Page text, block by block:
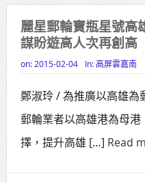
雙北合作里程
侯友宜蔣萬安攜
高齡健康產業博
北形象館亮相
打鐵厝北側產
動土創造千個就
麗星郵輪寶瓶星號高
謀盼遊高人次再創高
on: 2015-02-04 In:高屏雲嘉南
鄭淑玲 / 為推廣以高雄為
郵輪業者以高雄港為母
擇，提升高雄 […] Read